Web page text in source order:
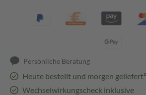
Persönliche Beratung
Heute bestellt und morgen geliefert³
Wechselwirkungscheck inklusive